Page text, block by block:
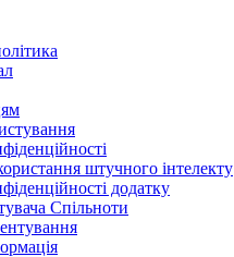
штучного інтелекту
додатку
Спільноти